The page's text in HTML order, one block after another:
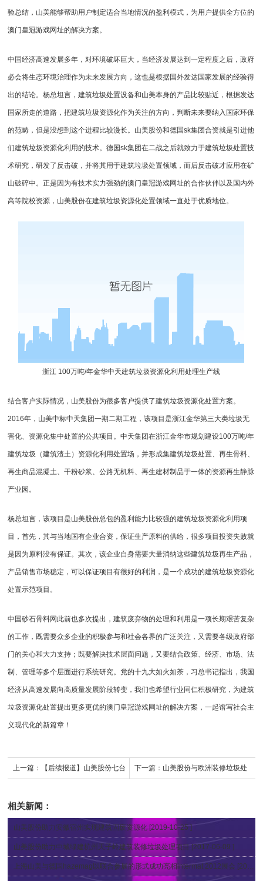
验总结，山美能够帮助用户制定适合当地情况的盈利模式，为用户提供全方位的
澳门皇冠游戏网址的解决方案。
中国经济高速发展多年，对环境破坏巨大，当经济发展达到一定程度之后，政府
必会将生态环境治理作为未来发展方向，这也是根据国外发达国家发展的经验得
出的结论。杨总坦言，建筑垃圾处置设备和山美本身的产品比较贴近，根据发达
国家所走的道路，把建筑垃圾资源化作为关注的方向，判断未来要纳入国家环保
的范畴，但是没想到这个进程比较漫长。山美股份和德国sk集团合资就是引进他
们建筑垃圾资源化利用的技术。德国sk集团在二战之后就致力于建筑垃圾处置技
术研究，研发了反击破，并将其用于建筑垃圾处置领域，而后反击破才应用在矿
山破碎中。正是因为有技术实力强劲的澳门皇冠游戏网址的合作伙伴以及国内外
高等院校资源，山美股份在建筑垃圾资源化处置领域一直处于优质地位。
浙江 100万吨/年金华中天建筑垃圾资源化利用处理生产线
结合客户实际情况，山美股份为很多客户提供了建筑垃圾资源化处置方案。
2016年，山美中标中天集团一期二期工程，该项目是浙江金华第三大类垃圾无
害化、资源化集中处置的公共项目。中天集团在浙江金华市规划建设100万吨/年
建筑垃圾（建筑渣土）资源化利用处置场，并形成集建筑垃圾处置、再生骨料、
再生商品混凝土、干粉砂浆、公路无机料、再生建材制品于一体的资源再生静脉
产业园。
杨总坦言，该项目是山美股份总包的盈利能力比较强的建筑垃圾资源化利用项
目，首先，其与当地国有企业合资，保证生产原料的供给，很多项目投资失败就
是因为原料没有保证。其次，该企业自身需要大量消纳这些建筑垃圾再生产品，
产品销售市场稳定，可以保证项目有很好的利润，是一个成功的建筑垃圾资源化
处置示范项目。
中国砂石骨料网此前也多次提出，建筑废弃物的处理和利用是一项长期艰苦复杂
的工作，既需要众多企业的积极参与和社会各界的广泛关注，又需要各级政府部
门的关心和大力支持；既要解决技术层面问题，又要结合政策、经济、市场、法
制、管理等多个层面进行系统研究。党的十九大如火如荼，习总书记指出，我国
经济从高速发展向高质量发展阶段转变，我们也希望行业同仁积极研究，为建筑
垃圾资源化处置提出更多更优的澳门皇冠游戏网址的解决方案，一起谱写社会主
义现代化的新篇章！
上一篇： 【后续报道】山美股份七台
千万吨级高品质骨料生产线
下一篇： 山美股份与欧洲装修垃圾处
相关新闻：
山美股份助力安徽宿州实现建筑固废资源化 [2019-10-25 ]
山美股份助力中城绿建杭州天子岭建筑装修垃圾处理项目 [2017-06-09 ]
上海山美与德国hazemag以联合参展的形式成功亮相intermat 2012展会 [2012-04-26 ]